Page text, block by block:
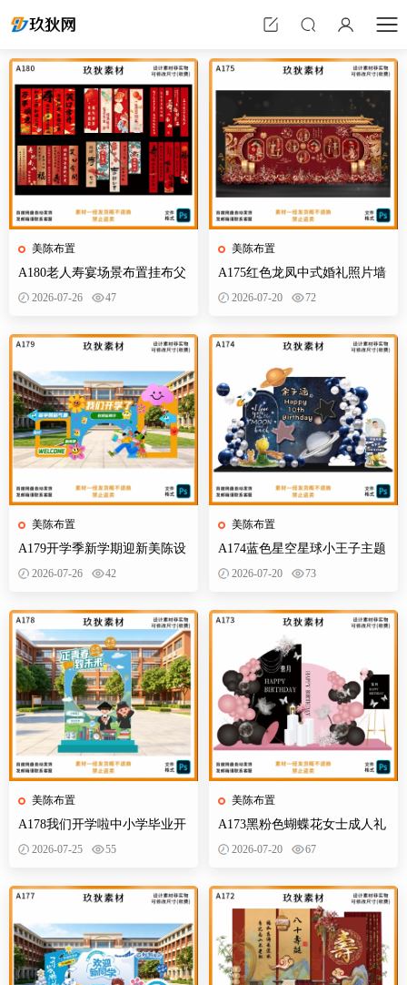
美陈布置
A180老人寿宴场景布置挂布父
母生日装饰寿星60岁帆布条酒
2026-07-26 47
美陈布置
A179开学季新学期迎新美陈设
计素材校园活动布置KT板背景
2026-07-26 42
美陈布置
A178我们开学啦中小学毕业开
学季拍照打卡美陈布置素材
2026-07-25 55
美陈布置
A175红色龙凤中式婚礼照片墙
婚庆迎宾区背景布置效果图KT
2026-07-20 72
美陈布置
A174蓝色星空星球小王子主题
宝宝宴百天十岁生日舞台设计
2026-07-20 73
美陈布置
A173黑粉色蝴蝶花女士成人礼
生日典礼庆典网红装饰布置PS
2026-07-20 67